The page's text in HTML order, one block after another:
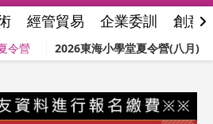
經管貿易 企業委訓 創意
令營 2026東海小學堂夏令營(八月)─